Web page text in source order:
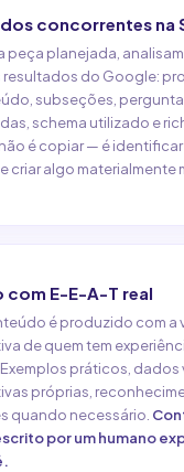
concorrentes na
peça planejada,
resultados do Google:
subseções,
schema utilizado e
é copiar — é identificar
criar algo materialmente
com E-E-A-T real
é produzido com a
de quem tem
práticos, dados
próprias,
quando necessário.
por um humano